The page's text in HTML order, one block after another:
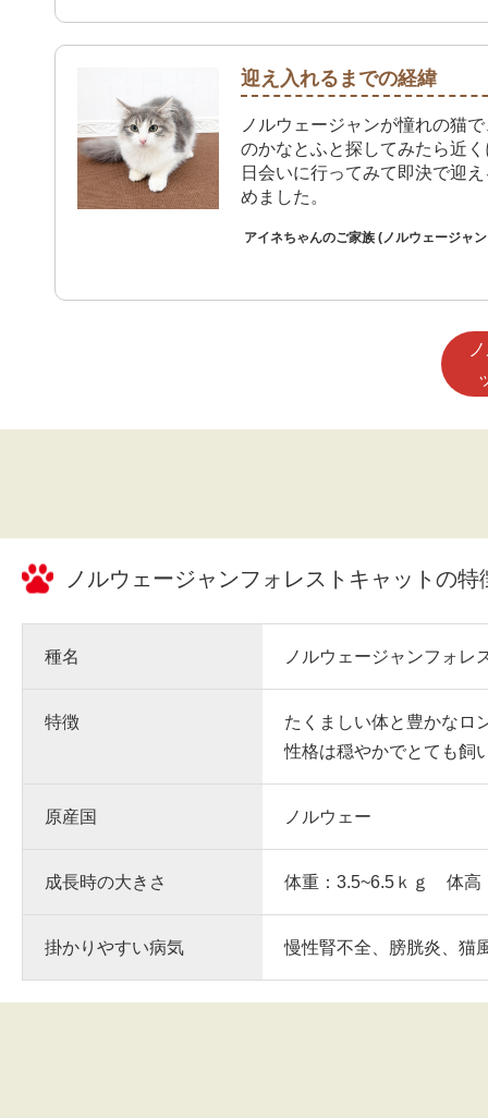
切、丁寧、熱心に明るく接し
で頼りにしてます。
迎え入れるまでの経緯
ノルウェージャンが憧れの猫
のかなとふと探してみたら近
日会いに行ってみて即決で迎
めました。
アイネちゃんのご家族 (ノルウェージャ
ノルウェージャンフォレストキャット の特
種名 ノルウェージャンフォレ
特徴
たくましい体と豊かなロ
性格は穏やかでとても飼
原産国 ノルウェー
成長時の大きさ 体重：3.5~6.5ｋｇ 体高
掛かりやすい病気 慢性腎不全、膀胱炎、猫